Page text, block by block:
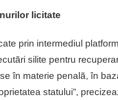
licitate
prin intermediul
silite pentru
în materie penalã, în
statului”,